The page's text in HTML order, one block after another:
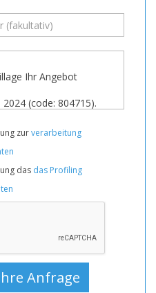
EUR
zurverarbeitung
das das Profiling